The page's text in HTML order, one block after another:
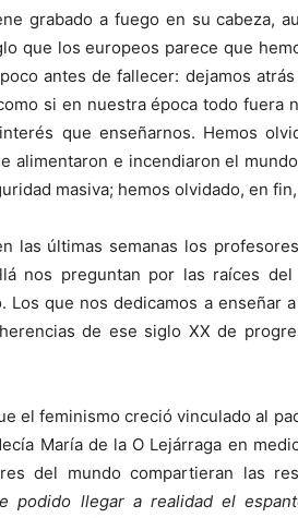
grabado a fuego en su cabeza,
que los europeos parece que
antes de fallecer: dejamos
si en nuestra época todo fuera
que enseñarnos. Hemos
alimentaron e incendiaron el
masiva; hemos olvidado, en
las últimas semanas los
nos preguntan por las raíces
Los que nos dedicamos a enseñar
de ese siglo XX de
el feminismo creció vinculado al
María de la O Lejárraga en
del mundo compartieran las
podido llegar a realidad el